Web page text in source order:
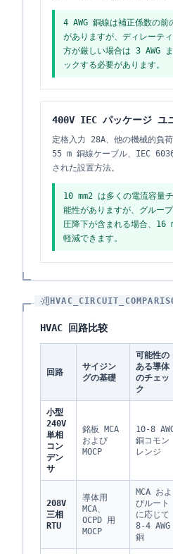
4 AWG 銅線は補正係数の前
がありますが、ディレーテ
方が厳しい場合は 3 AWG
ックする必要があります。
400V IEC パッケージ ユ
定格入力 28A、他の機械的負
55 m 銅線ケーブル、IEC
された設置方法。
10 mm2 は多くの電流容量
能性がありますが、グルー
圧降下が含まれる場合、16
軽減できます。
HVAC 回路比较
回路
サイジン
グの基礎
可能性の
ある導体
のチェッ
ク
小型
240V
単相
コン
デン
サ
銘板 MCA
および
MOCP
10-8
銅コモン
レンジ
208V
三相
RTU
導体用
MCA、
OCPD 用
MOCP
MCA およ
びルート
に応じて
8-4 AWG
銅